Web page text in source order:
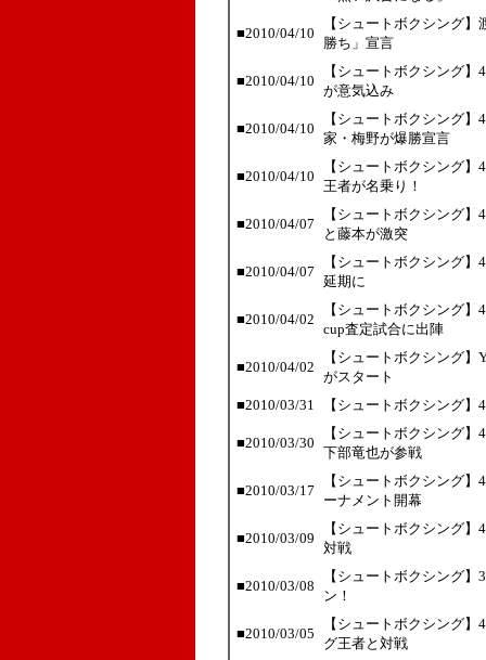
■2010/04/10
【シュートボクシング
勝ち」宣言
■2010/04/10
【シュートボクシング
が意気込み
■2010/04/10
【シュートボクシング
家・梅野が爆勝宣言
■2010/04/10
【シュートボクシング
王者が名乗り！
■2010/04/07
【シュートボクシング
と藤本が激突
■2010/04/07
【シュートボクシング
延期に
■2010/04/02
【シュートボクシング
cup査定試合に出陣
■2010/04/02
【シュートボクシング
がスタート
■2010/03/31
【シュートボクシング
■2010/03/30
【シュートボクシング
下部竜也が参戦
■2010/03/17
【シュートボクシング
ーナメント開幕
■2010/03/09
【シュートボクシング
対戦
■2010/03/08
【シュートボクシング
ン！
■2010/03/05
【シュートボクシング
グ王者と対戦